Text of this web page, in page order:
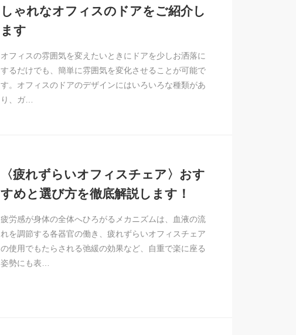
しゃれなオフィスのドアをご紹介し
ます
オフィスの雰囲気を変えたいときにドアを少しお洒落に
するだけでも、簡単に雰囲気を変化させることが可能で
す。オフィスのドアのデザインにはいろいろな種類があ
り、ガ…
〈疲れずらいオフィスチェア〉おす
すめと選び方を徹底解説します！
疲労感が身体の全体へひろがるメカニズムは、血液の流
れを調節する各器官の働き、疲れずらいオフィスチェア
の使用でもたらされる弛緩の効果など、自重で楽に座る
姿勢にも表…